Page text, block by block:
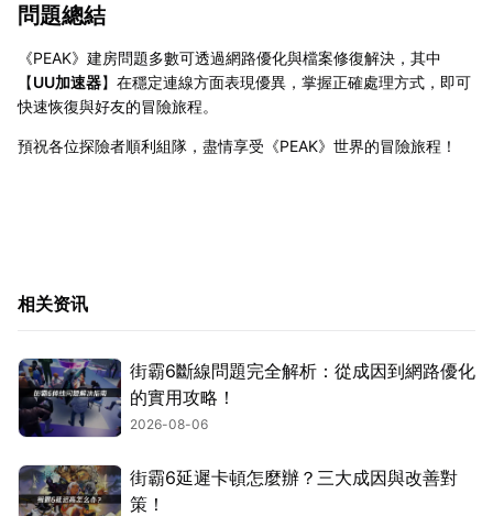
問題總結
《PEAK》建房問題多數可透過網路優化與檔案修復解決，其中
【UU加速器】在穩定連線方面表現優異，掌握正確處理方式，即可
快速恢復與好友的冒險旅程。
預祝各位探險者順利組隊，盡情享受《PEAK》世界的冒險旅程！
相关资讯
街霸6斷線問題完全解析：從成因到網路優化
的實用攻略！
2026-08-06
街霸6延遲卡頓怎麼辦？三大成因與改善對
策！